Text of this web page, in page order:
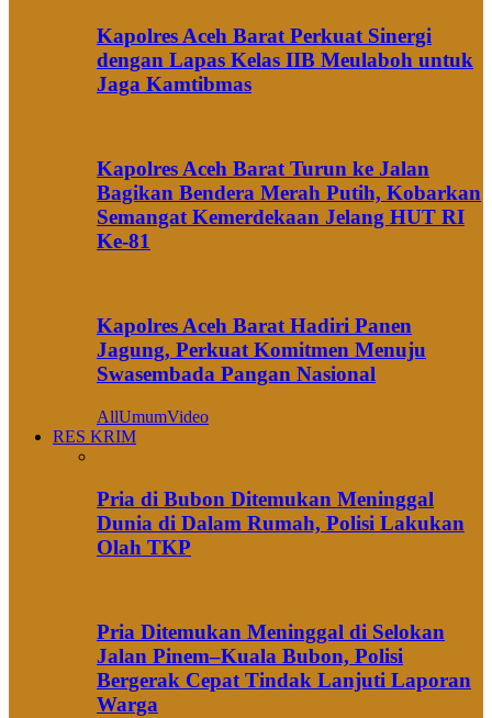
Kapolres Aceh Barat Perkuat Sinergi
dengan Lapas Kelas IIB Meulaboh untuk
Jaga Kamtibmas
Kapolres Aceh Barat Turun ke Jalan
Bagikan Bendera Merah Putih, Kobarkan
Semangat Kemerdekaan Jelang HUT RI
Ke-81
Kapolres Aceh Barat Hadiri Panen
Jagung, Perkuat Komitmen Menuju
Swasembada Pangan Nasional
AllUmumVideo
RES KRIM
Pria di Bubon Ditemukan Meninggal
Dunia di Dalam Rumah, Polisi Lakukan
Olah TKP
Pria Ditemukan Meninggal di Selokan
Jalan Pinem–Kuala Bubon, Polisi
Bergerak Cepat Tindak Lanjuti Laporan
Warga